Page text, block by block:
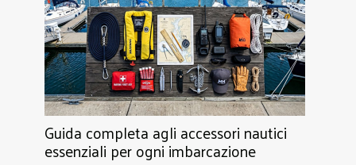
Guida completa agli accessori nautici
essenziali per ogni imbarcazione